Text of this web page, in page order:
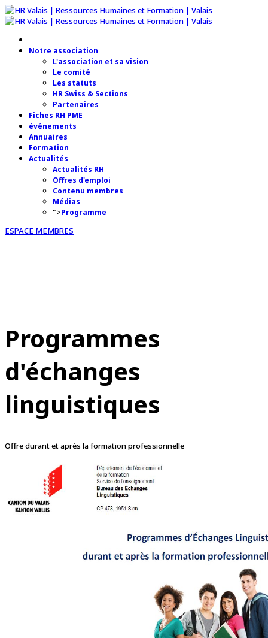
Notre association
L'association et sa vision
Le comité
Les statuts
HR Swiss & Sections
Partenaires
Fiches RH PME
événements
Annuaires
Formation
Actualités
Actualités RH
Offres d'emploi
Contenu membres
Médias
">Programme
ESPACE MEMBRES
Programmes
d'échanges
linguistiques
Offre durant et après la formation professionnelle